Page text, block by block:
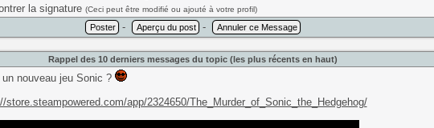
la signature (Ceci peut être modifié ou ajouté à votre profil)
- -
Rappel des 10 derniers messages du topic (les plus récents en haut)
nouveau jeu Sonic ?
store.steampowered.com/app/2324650/The_Murder_of_Sonic_the_Hedgehog/